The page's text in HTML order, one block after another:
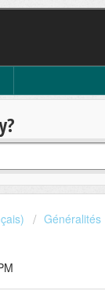
Généralités